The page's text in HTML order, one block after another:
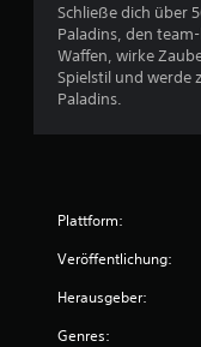
Schließe dich über
Paladins, den
Waffen, wirke
Spielstil und werde
Paladins.
Plattform:
Veröffentlichung:
Herausgeber:
Genres: